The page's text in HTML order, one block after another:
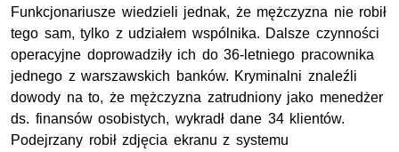
Funkcjonariusze wiedzieli jednak, że mężczyzna nie robił
tego sam, tylko z udziałem wspólnika. Dalsze czynności
operacyjne doprowadziły ich do 36-letniego pracownika
jednego z warszawskich banków. Kryminalni znaleźli
dowody na to, że mężczyzna zatrudniony jako menedżer
ds. finansów osobistych, wykradł dane 34 klientów.
Podejrzany robił zdjęcia ekranu z systemu